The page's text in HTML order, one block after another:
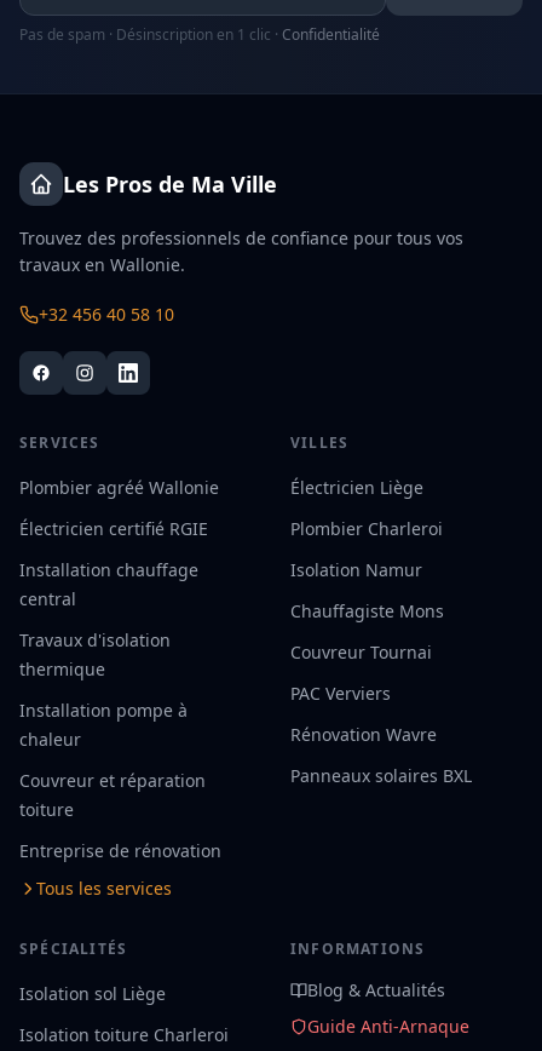
Pas de spam · Désinscription en 1 clic · Confidentialité
Les Pros de Ma Ville
Trouvez des professionnels de confiance pour tous vos
travaux en Wallonie.
+32 456 40 58 10
SERVICES
Plombier agréé Wallonie
Électricien certifié RGIE
Installation chauffage
central
Travaux d'isolation
thermique
Installation pompe à
chaleur
Couvreur et réparation
toiture
Entreprise de rénovation
Tous les services
VILLES
Électricien Liège
Plombier Charleroi
Isolation Namur
Chauffagiste Mons
Couvreur Tournai
PAC Verviers
Rénovation Wavre
Panneaux solaires BXL
SPÉCIALITÉS
Isolation sol Liège
Isolation toiture Charleroi
INFORMATIONS
Blog & Actualités
Guide Anti-Arnaque